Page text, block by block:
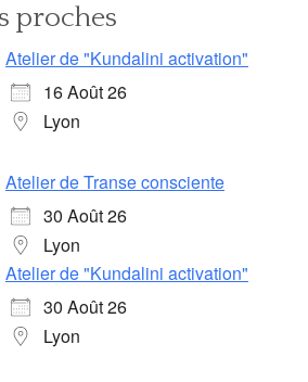
proches
Atelier de "Kundalini activation"
16 Août 26
Lyon
Atelier de Transe consciente
30 Août 26
Lyon
Atelier de "Kundalini activation"
30 Août 26
Lyon